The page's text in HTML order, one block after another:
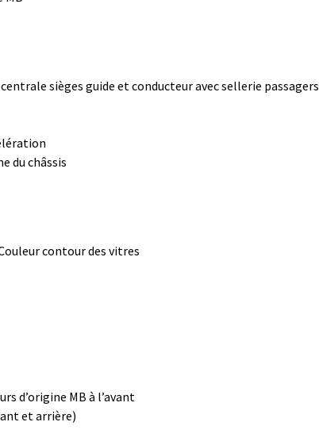
sièges guide et conducteur avec sellerie passagers
du châssis
contour des vitres
d’origine MB à l’avant
et arrière)